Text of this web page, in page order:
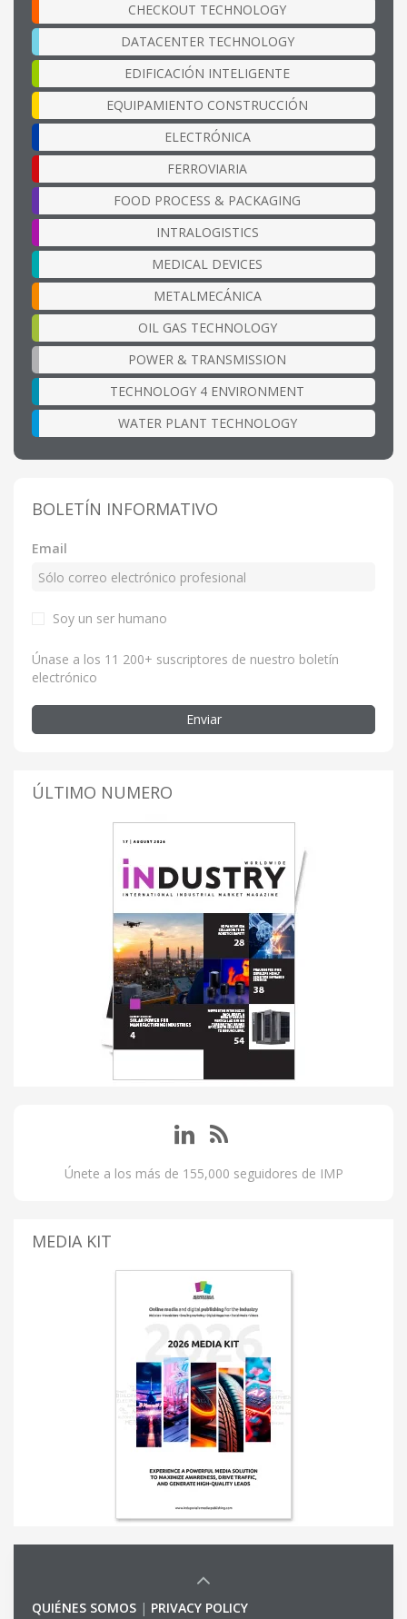
CHECKOUT TECHNOLOGY
DATACENTER TECHNOLOGY
EDIFICACIÓN INTELIGENTE
EQUIPAMIENTO CONSTRUCCIÓN
ELECTRÓNICA
FERROVIARIA
FOOD PROCESS & PACKAGING
INTRALOGISTICS
MEDICAL DEVICES
METALMECÁNICA
OIL GAS TECHNOLOGY
POWER & TRANSMISSION
TECHNOLOGY 4 ENVIRONMENT
WATER PLANT TECHNOLOGY
BOLETÍN INFORMATIVO
Email
Soy un ser humano
Únase a los 11 200+ suscriptores de nuestro boletín
electrónico
Enviar
ÚLTIMO NUMERO
Únete a los más de 155,000 seguidores de IMP
MEDIA KIT
QUIÉNES SOMOS | PRIVACY POLICY